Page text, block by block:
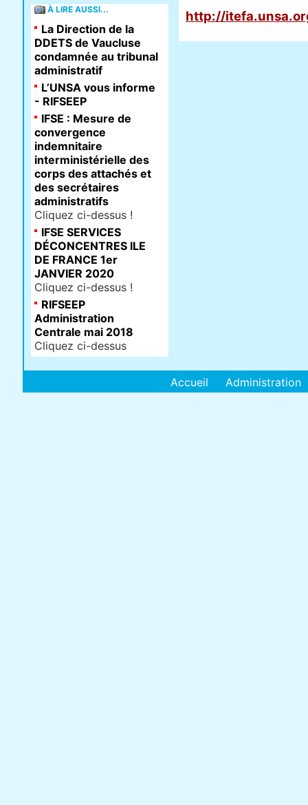
http://
À LIRE AUSSI...
La Direction de la
DDETS de Vaucluse
condamnée au tribunal
administratif
L’UNSA vous informe
- RIFSEEP
IFSE : Mesure de
convergence
indemnitaire
interministérielle des
corps des attachés et
des secrétaires
administratifs
Cliquez ci-dessus !
IFSE SERVICES
DÉCONCENTRES ILE
DE FRANCE 1er
JANVIER 2020
Cliquez ci-dessus !
RIFSEEP
Administration
Centrale mai 2018
Cliquez ci-dessus
Accueil Administration